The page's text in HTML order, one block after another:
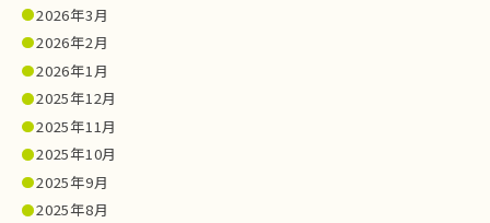
2026年3月
2026年2月
2026年1月
2025年12月
2025年11月
2025年10月
2025年9月
2025年8月